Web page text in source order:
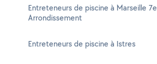
Entreteneurs de piscine à Marseille 7e
Arrondissement
Entreteneurs de piscine à Istres